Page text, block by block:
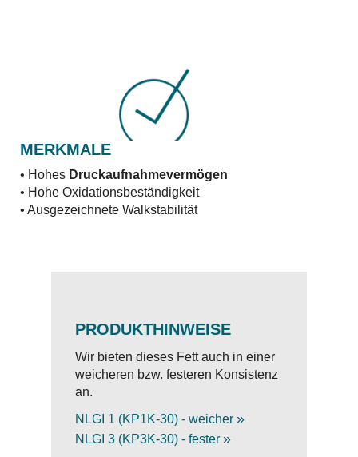
MERKMALE
• Hohes Druckaufnahmevermögen
• Hohe Oxidationsbeständigkeit
• Ausgezeichnete Walkstabilität
PRODUKTHINWEISE
Wir bieten dieses Fett auch in einer
weicheren bzw. festeren Konsistenz
an.
NLGI 1 (KP1K-30) - weicher »
NLGI 3 (KP3K-30) - fester »